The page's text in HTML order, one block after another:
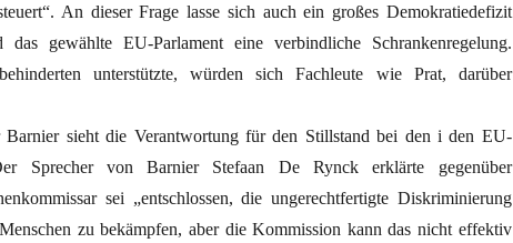
An dieser Frage lasse sich auch ein großes Demokratiedefizit
das gewählte EU-Parlament eine verbindliche Schrankenregelung.
unterstützte, würden sich Fachleute wie Prat, darüber
Barnier sieht die Verantwortung für den Stillstand bei den i den EU-
Sprecher von Barnier Stefaan De Rynck erklärte gegenüber
sei „entschlossen, die ungerechtfertigte Diskriminierung
zu bekämpfen, aber die Kommission kann das nicht effektiv